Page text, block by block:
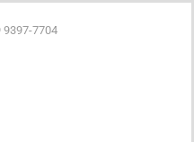
9397-7704